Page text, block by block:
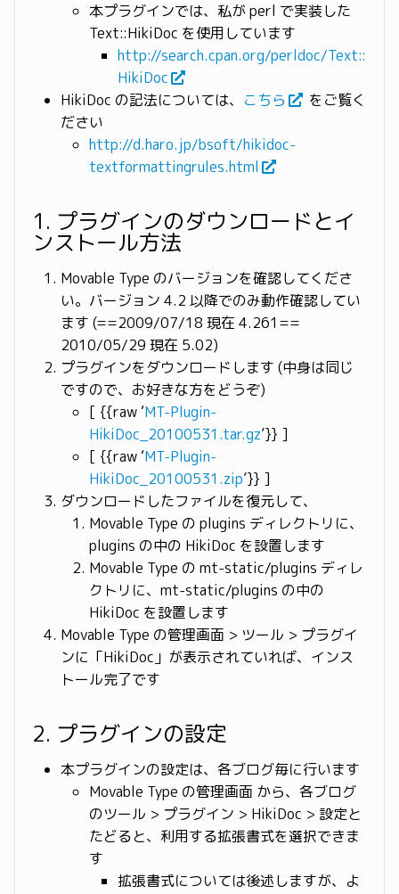
本プラグインでは、私が perl で実装した
Text::HikiDoc を使用しています
http://search.cpan.org/perldoc/Text::
HikiDoc
HikiDoc の記法については、 こちら
をご覧く
ださい
http://d.haro.jp/bsoft/hikidoc-
textformattingrules.html
1. プラグインのダウンロードとイ
ンストール方法
Movable Type のバージョンを確認してくださ
い。バージョン 4.2 以降でのみ動作確認してい
ます (==2009/07/18 現在 4.261==
2010/05/29 現在 5.02)
プラグインをダウンロードします (中身は同じ
ですので、お好きな方をどうぞ)
[ {{raw ‘MT-Plugin-
HikiDoc_20100531.tar.gz’}} ]
[ {{raw ‘MT-Plugin-
HikiDoc_20100531.zip’}} ]
ダウンロードしたファイルを復元して、
Movable Type の plugins ディレクトリに、
plugins の中の HikiDoc を設置します
Movable Type の mt-static/plugins ディレ
クトリに、mt-static/plugins の中の
HikiDoc を設置します
Movable Type の管理画面 > ツール > プラグイ
ンに「HikiDoc」が表示されていれば、インス
トール完了です
2. プラグインの設定
本プラグインの設定は、各ブログ毎に行います
Movable Type の管理画面 から、各ブログ
のツール > プラグイン > HikiDoc > 設定と
たどると、利用する拡張書式を選択できま
す
拡張書式については後述しますが、よ